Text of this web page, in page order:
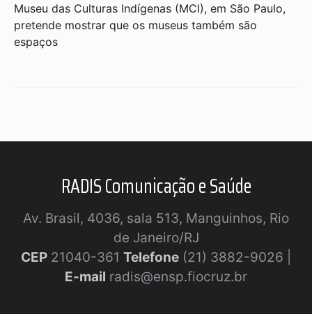
Museu das Culturas Indígenas (MCI), em São Paulo,
pretende mostrar que os museus também são
espaços
RADIS Comunicação e Saúde
Av. Brasil, 4036, sala 513, Manguinhos, Rio
de Janeiro/RJ
CEP 21040-361 Telefone (21) 3882-9026 |
E-mail radis@ensp.fiocruz.br